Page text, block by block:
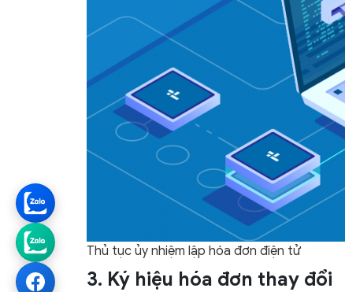
Thủ tục ủy nhiệm lập hóa đơn điện tử
3. Ký hiệu hóa đơn thay đổi